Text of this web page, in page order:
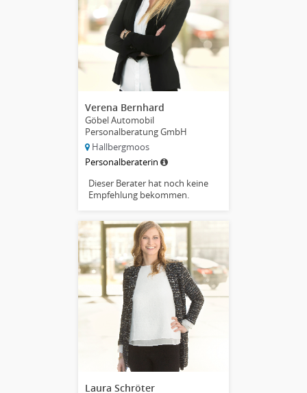
Verena Bernhard
Göbel Automobil
Personalberatung GmbH
Hallbergmoos
Personalberaterin
Dieser Berater hat noch keine
Empfehlung bekommen.
Laura Schröter